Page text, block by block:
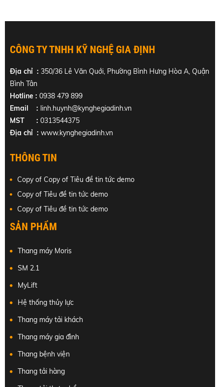
CÔNG TY TNHH KỸ NGHỆ GIA ĐỊNH
Địa chỉ : 350/36 Lê Văn Quới, Phường Bình Hưng Hòa A, Quận
Bình Tân
Hotline : 0938 479 899
Email : linh.huynh@kynghegiadinh.vn
MST : 0313544375
Địa chỉ : www.kynghegiadinh.vn
THÔNG TIN
Copy of Copy of Tiêu đề tin tức demo
Copy of Tiêu đề tin tức demo
Copy of Tiêu đề tin tức demo
SẢN PHẨM
Thang máy Moris
SM 2.1
MyLift
Hệ thống thủy lực
Thang máy tải khách
Thang máy gia đình
Thang bệnh viện
Thang tải hàng